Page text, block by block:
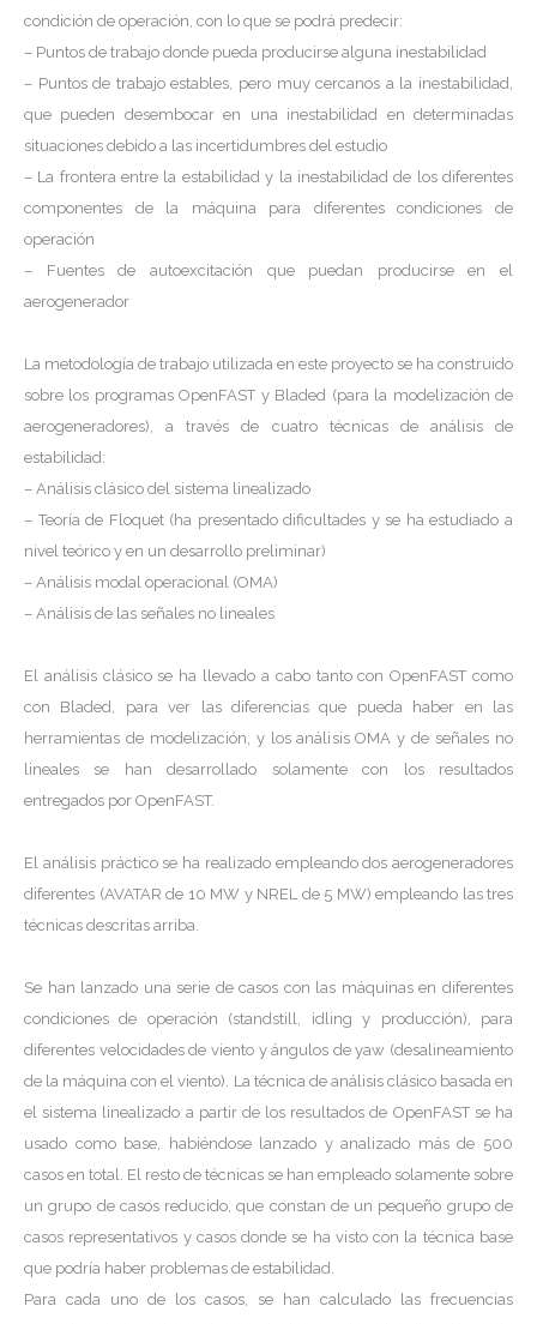
condición de operación, con lo que se podrá predecir:
– Puntos de trabajo donde pueda producirse alguna inestabilidad
– Puntos de trabajo estables, pero muy cercanos a la inestabilidad,
que pueden desembocar en una inestabilidad en determinadas
situaciones debido a las incertidumbres del estudio
– La frontera entre la estabilidad y la inestabilidad de los diferentes
componentes de la máquina para diferentes condiciones de
operación
– Fuentes de autoexcitación que puedan producirse en el
aerogenerador
La metodología de trabajo utilizada en este proyecto se ha construido
sobre los programas OpenFAST y Bladed (para la modelización de
aerogeneradores), a través de cuatro técnicas de análisis de
estabilidad:
– Análisis clásico del sistema linealizado
– Teoría de Floquet (ha presentado dificultades y se ha estudiado a
nivel teórico y en un desarrollo preliminar)
– Análisis modal operacional (OMA)
– Análisis de las señales no lineales
El análisis clásico se ha llevado a cabo tanto con OpenFAST como
con Bladed, para ver las diferencias que pueda haber en las
herramientas de modelización, y los análisis OMA y de señales no
lineales se han desarrollado solamente con los resultados
entregados por OpenFAST.
El análisis práctico se ha realizado empleando dos aerogeneradores
diferentes (AVATAR de 10 MW y NREL de 5 MW) empleando las tres
técnicas descritas arriba.
Se han lanzado una serie de casos con las máquinas en diferentes
condiciones de operación (standstill, idling y producción), para
diferentes velocidades de viento y ángulos de yaw (desalineamiento
de la máquina con el viento). La técnica de análisis clásico basada en
el sistema linealizado a partir de los resultados de OpenFAST se ha
usado como base, habiéndose lanzado y analizado más de 500
casos en total. El resto de técnicas se han empleado solamente sobre
un grupo de casos reducido, que constan de un pequeño grupo de
casos representativos y casos donde se ha visto con la técnica base
que podría haber problemas de estabilidad.
Para cada uno de los casos, se han calculado las frecuencias